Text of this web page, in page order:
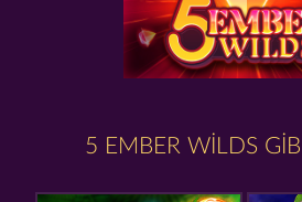
5 EMBER WILDS